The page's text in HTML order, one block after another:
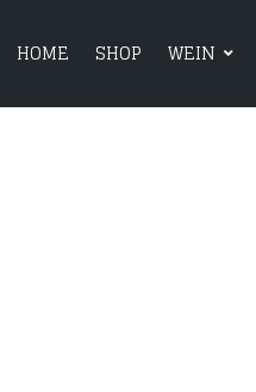
HOME SHOP WEIN